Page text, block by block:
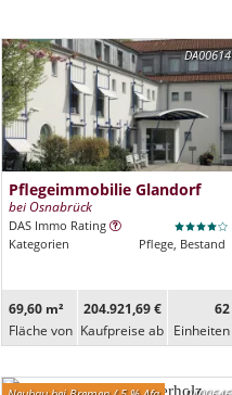
DA00614
Pflegeimmobilie Glandorf
bei Osnabrück
DAS Immo Rating
Kategorien
Pflege, Bestand
69,60 m²
Fläche von
204.921,69 €
Kaufpreise ab
62
Ein­heiten